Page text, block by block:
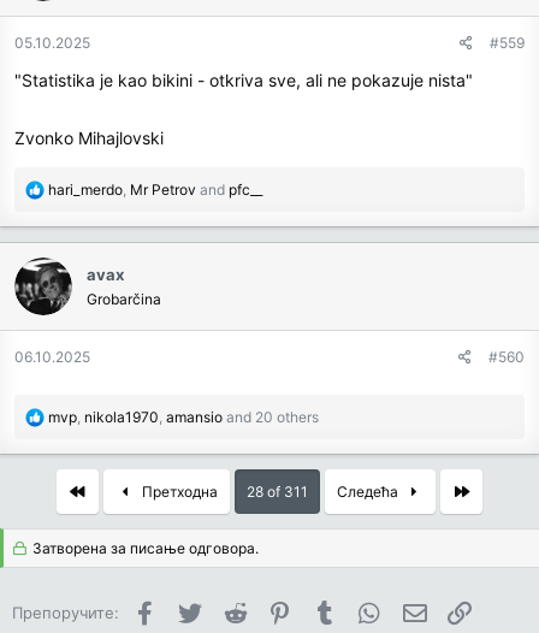
o
n
:
05.10.2025 #559
"Statistika je kao bikini - otkriva sve, ali ne pokazuje nista"
Zvonko Mihajlovski
R
c
t
i
o
n
hari_merdo, Mr Petrov and pfc__
avax
Grobarčina
06.10.2025 #560
R
i
o
:
mvp, nikola1970, amansio and 20 others
Претходна 28 of 311 Следећа Last
Затворена за писање одговора.
Препоручите: FacebookTwitter Reddit PinterestTumblr WhatsApp
Имејл